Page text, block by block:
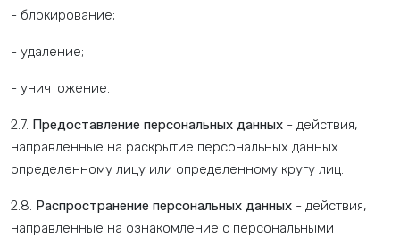
- блокирование;
- удаление;
- уничтожение.
2.7. Предоставление персональных данных - действия,
направленные на раскрытие персональных данных
определенному лицу или определенному кругу лиц.
2.8. Распространение персональных данных - действия,
направленные на ознакомление с персональными